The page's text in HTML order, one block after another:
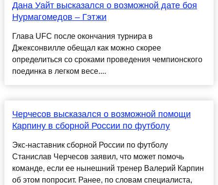
Дана Уайт высказался о возможной дате боя
Нурмагомедов – Гэтжи
Глава UFC после окончания турнира в
Джексонвилле обещал как можно скорее
определиться со сроками проведения чемпионского
поединка в легком весе....
Черчесов высказался о возможной помощи
Карпину в сборной России по футболу
Экс-наставник сборной России по футболу
Станислав Черчесов заявил, что может помочь
команде, если ее нынешний тренер Валерий Карпин
об этом попросит. Ранее, по словам специалиста,